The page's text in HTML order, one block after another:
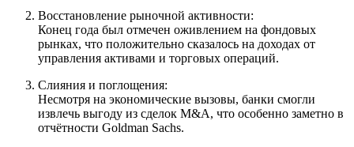
Восстановление рыночной активности:
Конец года был отмечен оживлением на фондовых
рынках, что положительно сказалось на доходах от
управления активами и торговых операций.
Слияния и поглощения:
Несмотря на экономические вызовы, банки смогли
извлечь выгоду из сделок M&A, что особенно заметно в
отчётности Goldman Sachs.